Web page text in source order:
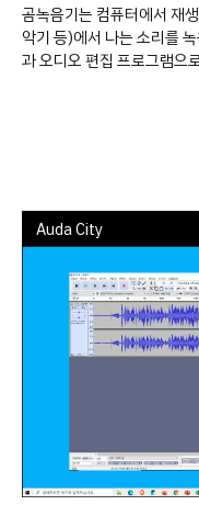
곰녹음기는 컴퓨터에서 재
악기 등)에서 나는 소리를
과 오디오 편집 프로그램으
Auda City